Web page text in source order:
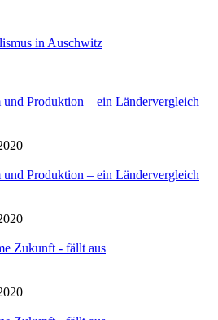
in Auschwitz
Produktion – ein Ländervergleich
Produktion – ein Ländervergleich
Zukunft - fällt aus